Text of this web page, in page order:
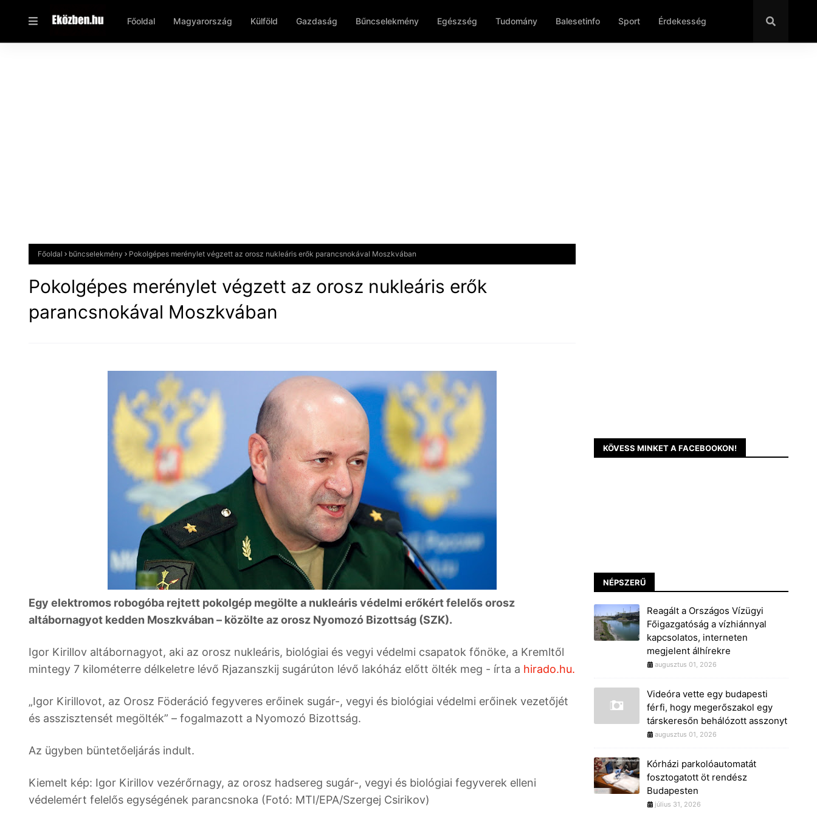
Főoldal Magyarország Külföld Gazdaság Bűncselekmény Egészség Tudomány Balesetinfo Sport Érdekesség
Főoldal bűncselekmény Pokolgépes merénylet végzett az orosz nukleáris erők parancsnokával Moszkvában
Pokolgépes merénylet végzett az orosz nukleáris erők
parancsnokával Moszkvában
Egy elektromos robogóba rejtett pokolgép megölte a nukleáris védelmi erőkért felelős orosz
altábornagyot kedden Moszkvában – közölte az orosz Nyomozó Bizottság (SZK).
Igor Kirillov altábornagyot, aki az orosz nukleáris, biológiai és vegyi védelmi csapatok főnöke, a Kremltől
mintegy 7 kilométerre délkeletre lévő Rjazanszkij sugárúton lévő lakóház előtt ölték meg - írta a hirado.hu.
„Igor Kirillovot, az Orosz Föderáció fegyveres erőinek sugár-, vegyi és biológiai védelmi erőinek vezetőjét
és asszisztensét megölték” – fogalmazott a Nyomozó Bizottság.
Az ügyben büntetőeljárás indult.
Kiemelt kép: Igor Kirillov vezérőrnagy, az orosz hadsereg sugár-, vegyi és biológiai fegyverek elleni
védelemért felelős egységének parancsnoka (Fotó: MTI/EPA/Szergej Csirikov)
KÖVESS MINKET A FACEBOOKON!
NÉPSZERŰ
Reagált a Országos Vízügyi
Főigazgatóság a vízhiánnyal
kapcsolatos, interneten
megjelent álhírekre
augusztus 01, 2026
Videóra vette egy budapesti
férfi, hogy megerőszakol egy
társkeresőn behálózott asszonyt
augusztus 01, 2026
Kórházi parkolóautomatát
fosztogatott öt rendész
Budapesten
július 31, 2026